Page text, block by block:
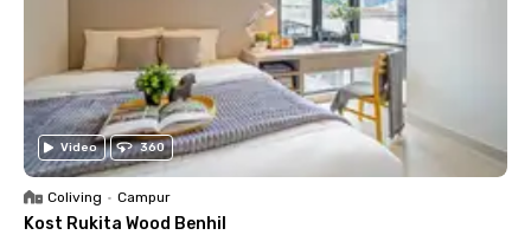
Video 360
Coliving • Campur
Kost Rukita Wood Benhil